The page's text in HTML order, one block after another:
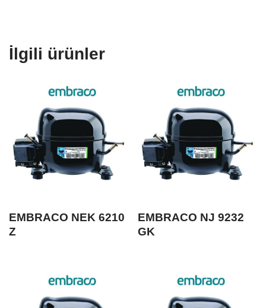
İlgili ürünler
EMBRACO NEK 6210
Z
EMBRACO NJ 9232
GK